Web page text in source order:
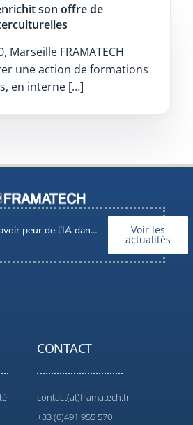
son offre de
Marseille FRAMATECH
une action de formations
en interne […]
de l’IA dans nos métiers ? Voir les
actualités
CONTACT
contact(at)framatech.fr
+33 (0)491 955 570